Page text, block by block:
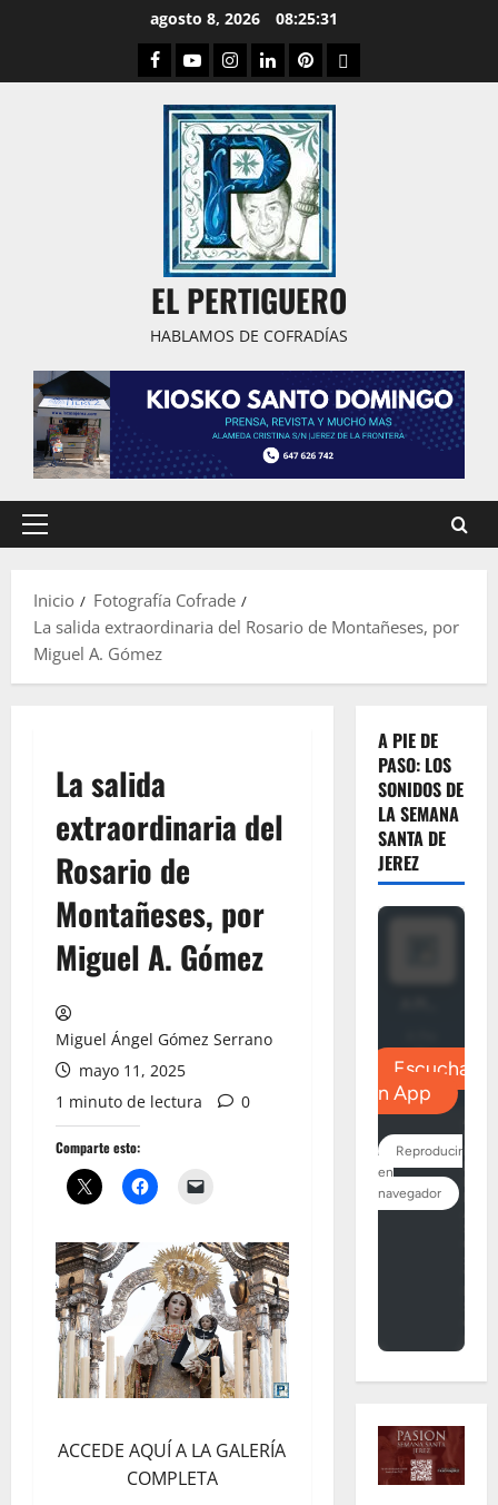
agosto 8, 2026 08:25:32
Facebook
YoutubeInstagram
LinkedPinterestDribbble
EL PERTIGUERO
HABLAMOS DE COFRADÍAS
Menú
Inicio
Fotografía Cofrade
La salida extraordinaria del Rosario de Montañeses, por
Miguel A. Gómez
La salida
extraordinaria del
Rosario de
Montañeses, por
Miguel A. Gómez
Miguel Ángel Gómez Serrano
mayo 11, 2025
1 minuto de lectura
0
Comparte esto:
ACCEDE AQUÍ A LA GALERÍA
COMPLETA
A PIE DE
PASO: LOS
SONIDOS DE
LA SEMANA
SANTA DE
JEREZ